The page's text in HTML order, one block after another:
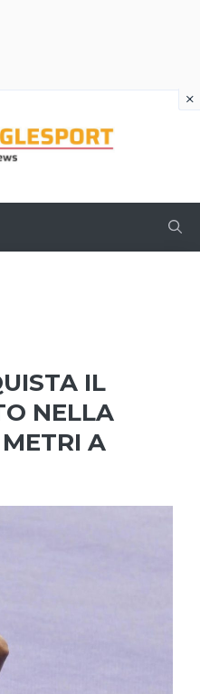
IL
NELLA
A
×